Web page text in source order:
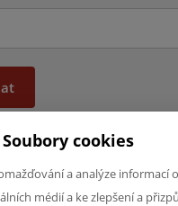
Soubory cookies
a analýze informací
médií a ke zlepšení a